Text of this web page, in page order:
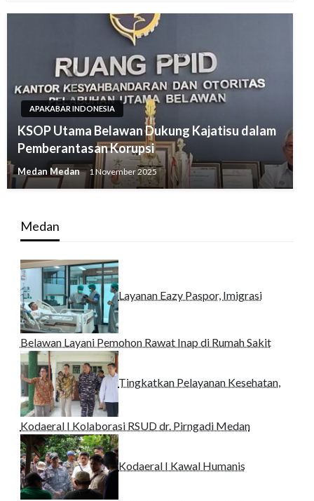
APAKABAR INDONESIA
KSOP Utama Belawan Dukung Kajatisu dalam
Pemberantasan Korupsi
Medan Medan 1 November 2025
Medan
Layanan Eazy Paspor, Imigrasi
Belawan Layani Pemohon Rawat Inap di Rumah Sakit
Tingkatkan Pelayanan Kesehatan,
Kodaeral I Kolaborasi RSUD dr. Pirngadi Medan‎
Kodaeral I Kawal Humanis